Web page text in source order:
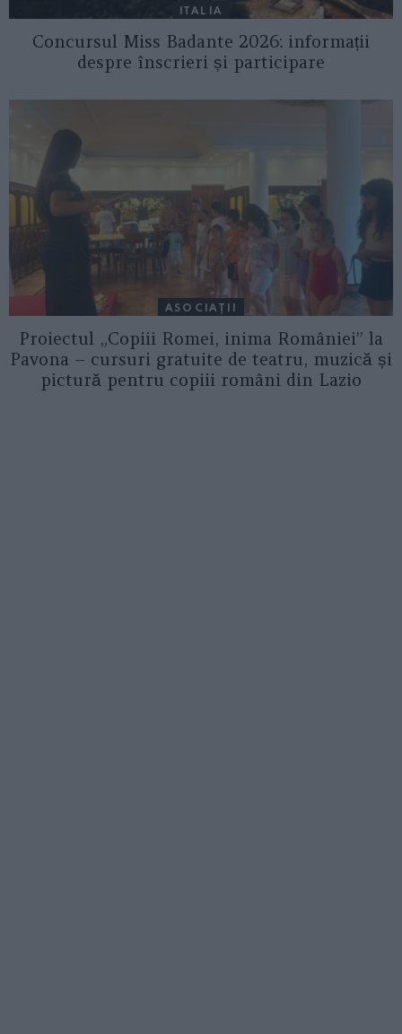
ITALIA
Concursul Miss Badante 2026: informații
despre înscrieri și participare
ASOCIAŢII
Proiectul „Copiii Romei, inima României” la
Pavona – cursuri gratuite de teatru, muzică și
pictură pentru copiii români din Lazio